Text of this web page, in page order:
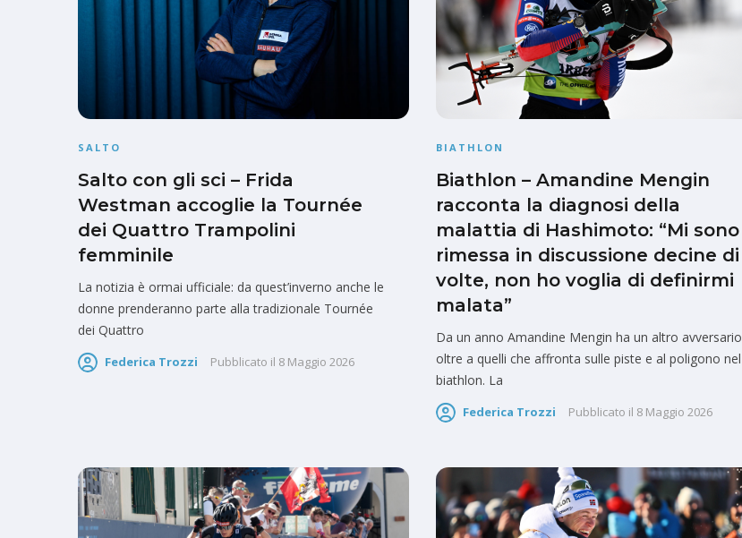
SALTO
Salto con gli sci – Frida
Westman accoglie la Tournée
dei Quattro Trampolini
femminile
La notizia è ormai ufficiale: da quest’inverno anche le
donne prenderanno parte alla tradizionale Tournée
dei Quattro
Federica Trozzi Pubblicato il 8 Maggio 2026
BIATHLON
Biathlon – Amandine Mengin
racconta la diagnosi della
malattia di Hashimoto: “Mi sono
rimessa in discussione decine di
volte, non ho voglia di definirmi
malata”
Da un anno Amandine Mengin ha un altro avversario
oltre a quelli che affronta sulle piste e al poligono nel
biathlon. La
Federica Trozzi Pubblicato il 8 Maggio 2026